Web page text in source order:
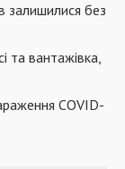
залишилися без
та вантажівка,
COVID-